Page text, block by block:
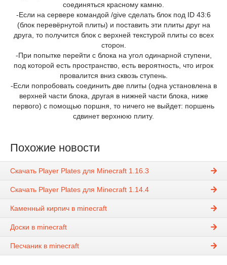
соединяться красному камню.
-Если на сервере командой /give сделать блок под ID 43:6
(блок перевёрнутой плиты) и поставить эти плиты друг на
друга, то получится блок с верхней текстурой плиты со всех
сторон.
-При попытке перейти с блока на угол одинарной ступени,
под которой есть пространство, есть вероятность, что игрок
провалится вниз сквозь ступень.
-Если попробовать соединить две плиты (одна установлена в
верхней части блока, другая в нижней части блока, ниже
первого) с помощью поршня, то ничего не выйдет: поршень
сдвинет верхнюю плиту.
Похожие новости
Скачать Player Plates для Minecraft 1.16.3
Скачать Player Plates для Minecraft 1.14.4
Каменный кирпич в minecraft
Доски в minecraft
Песчаник в minecraft